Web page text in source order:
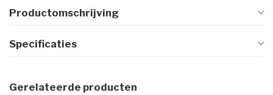
Productomschrijving
Specificaties
Gerelateerde producten